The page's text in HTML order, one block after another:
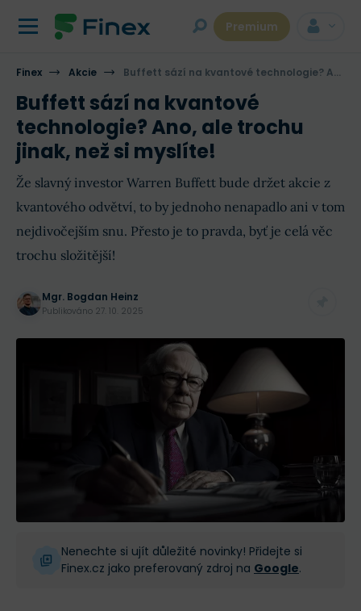
Premium
Finex Akcie Buffett sází na kvantové technologie? Ano, ale trochu jinak, než si myslíte!
Buffett sází na kvantové
technologie? Ano, ale trochu
jinak, než si myslíte!
Že slavný investor Warren Buffett bude držet akcie z
kvantového odvětví, to by jednoho nenapadlo ani v tom
nejdivočejším snu. Přesto je to pravda, byť je celá věc
trochu složitější!
Mgr. Bogdan Heinz
Publikováno 27. 10. 2025
Nenechte si ujít důležité novinky! Přidejte si
Finex.cz jako preferovaný zdroj na Google.